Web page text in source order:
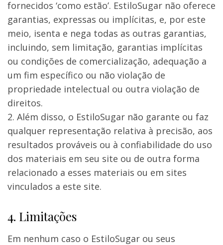
fornecidos ‘como estão’. EstiloSugar não oferece
garantias, expressas ou implícitas, e, por este
meio, isenta e nega todas as outras garantias,
incluindo, sem limitação, garantias implícitas
ou condições de comercialização, adequação a
um fim específico ou não violação de
propriedade intelectual ou outra violação de
direitos.
Além disso, o EstiloSugar não garante ou faz
qualquer representação relativa à precisão, aos
resultados prováveis ou à confiabilidade do uso
dos materiais em seu site ou de outra forma
relacionado a esses materiais ou em sites
vinculados a este site.
4. Limitações
Em nenhum caso o EstiloSugar ou seus